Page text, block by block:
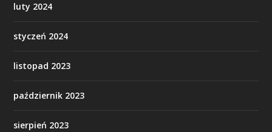
luty 2024
styczeń 2024
listopad 2023
październik 2023
sierpień 2023